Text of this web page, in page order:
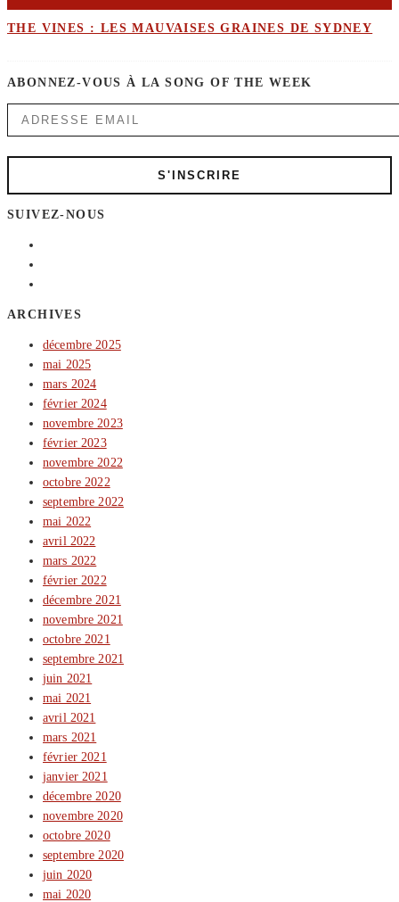
THE VINES : LES MAUVAISES GRAINES DE SYDNEY
ABONNEZ-VOUS À LA SONG OF THE WEEK
SUIVEZ-NOUS
ARCHIVES
décembre 2025
mai 2025
mars 2024
février 2024
novembre 2023
février 2023
novembre 2022
octobre 2022
septembre 2022
mai 2022
avril 2022
mars 2022
février 2022
décembre 2021
novembre 2021
octobre 2021
septembre 2021
juin 2021
mai 2021
avril 2021
mars 2021
février 2021
janvier 2021
décembre 2020
novembre 2020
octobre 2020
septembre 2020
juin 2020
mai 2020